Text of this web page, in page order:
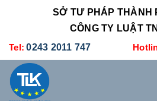
SỞ TƯ PHÁP THÀNH
CÔNG TY LUẬT
Tel: 0243 2011 747